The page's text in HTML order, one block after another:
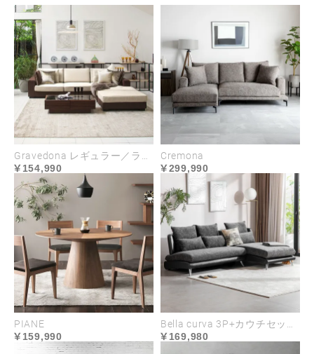
Gravedona レギュラー／ラージサイズ
154,990
Cremona
299,990
PIANE
159,990
Bella curva 3P+カウチセット コンパクト／レギュラー／ラージ
169,980